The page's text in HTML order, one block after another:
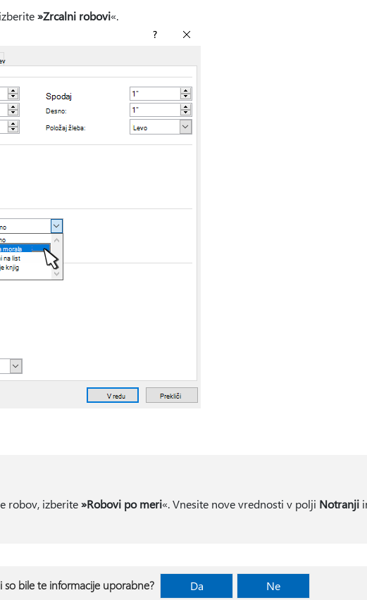
»Zrcalni robovi«.
robov, izberite»Robovi po meri«. Vnesite nove vrednosti v polji Notranji
so bile te informacije uporabne? Da Ne